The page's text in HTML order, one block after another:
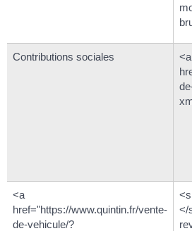
Contributions sociales
<a
<a
href="https://www.quintin.fr/vente-
de-vehicule/?
</